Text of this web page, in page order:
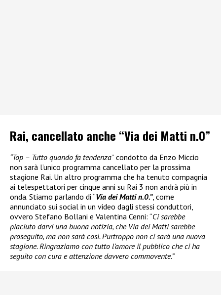
Rai, cancellato anche “Via dei Matti n.0”
“Top – Tutto quando fa tendenza” condotto da Enzo Miccio
non sarà l’unico programma cancellato per la prossima
stagione Rai. Un altro programma che ha tenuto compagnia
ai telespettatori per cinque anni su Rai 3 non andrà più in
onda. Stiamo parlando di “Via dei Matti n.0.”, come
annunciato sui social in un video dagli stessi conduttori,
ovvero Stefano Bollani e Valentina Cenni: “Ci sarebbe
piaciuto darvi una buona notizia, che Via dei Matti sarebbe
proseguito, ma non sarà così. Purtroppo non ci sarà una nuova
stagione. Ringraziamo con tutto l’amore il pubblico che ci ha
seguito con cura e attenzione davvero commovente.”